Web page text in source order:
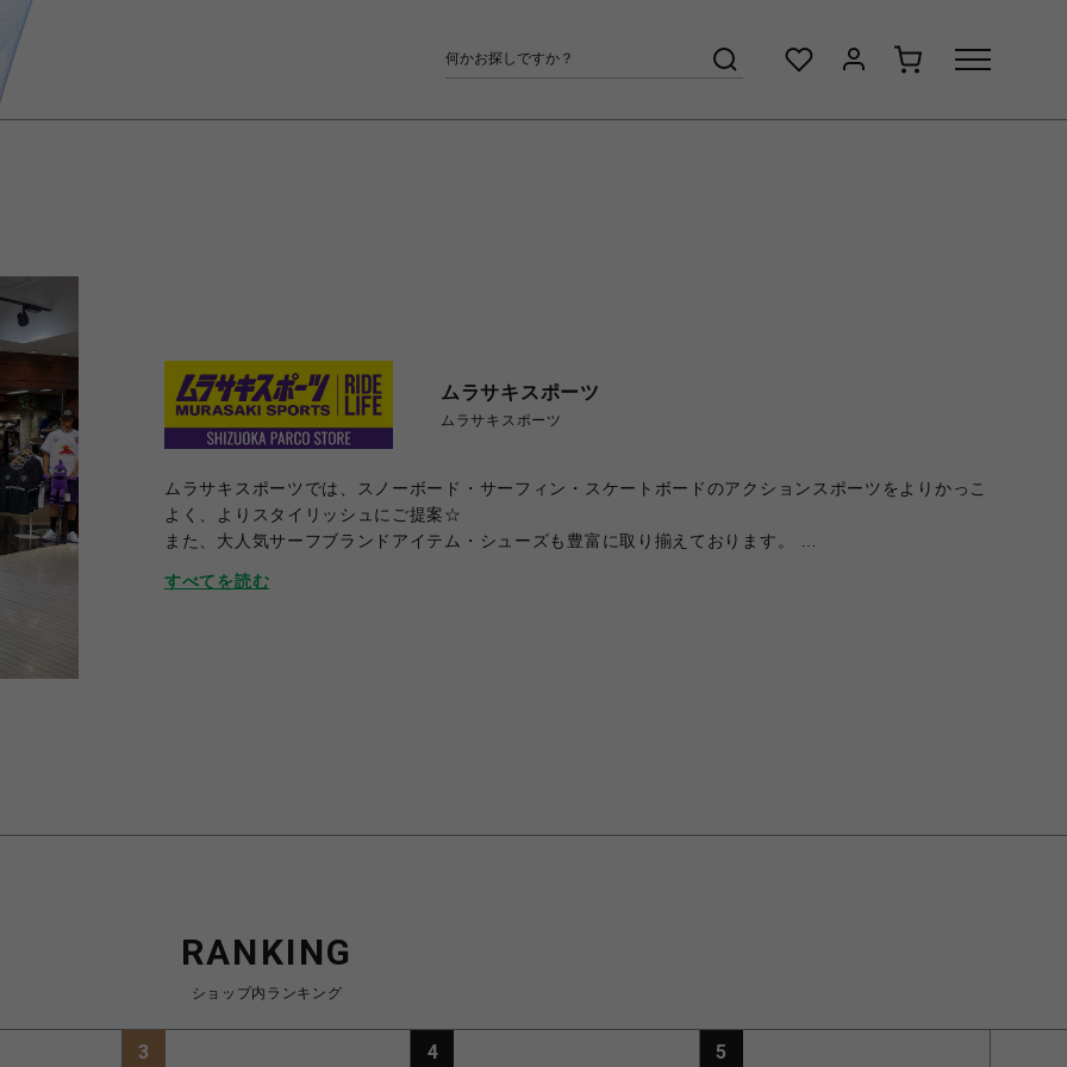
ムラサキスポーツ
ムラサキスポーツ
ムラサキスポーツでは、スノーボード・サーフィン・スケートボードのアクションスポーツをよりかっこ
よく、よりスタイリッシュにご提案☆
また、大人気サーフブランドアイテム・シューズも豊富に取り揃えております。
すべてを読む
RANKING
ショップ内ランキング
3 4 5